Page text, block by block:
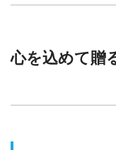
心を込めて贈